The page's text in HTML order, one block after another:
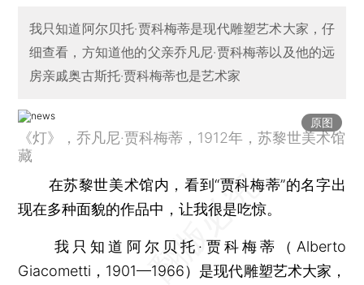
我只知道阿尔贝托·贾科梅蒂是现代雕塑艺术大家，仔
细查看，方知道他的父亲乔凡尼·贾科梅蒂以及他的远
房亲戚奥古斯托·贾科梅蒂也是艺术家
原图
《灯》，乔凡尼·贾科梅蒂，1912年，苏黎世美术馆
藏
在苏黎世美术馆内，看到“贾科梅蒂”的名字出
现在多种面貌的作品中，让我很是吃惊。
我只知道阿尔贝托·贾科梅蒂（Alberto
Giacometti，1901—1966）是现代雕塑艺术大家，